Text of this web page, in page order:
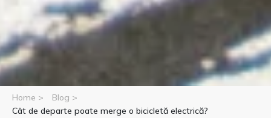
Home >
Blog >
Cât de departe poate merge o bicicletă electrică?